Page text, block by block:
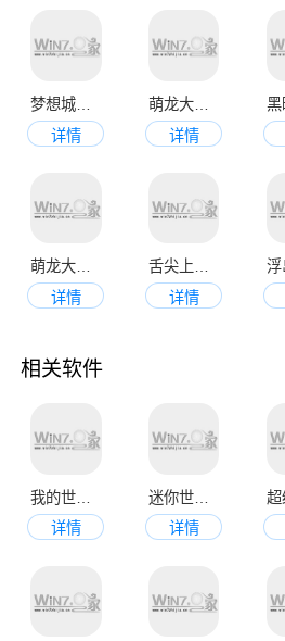
梦想城镇官方正版
详情
萌龙大乱斗手机版
详情
萌龙大乱斗九游版
详情
舌尖上的小镇
详情
相关软件
我的世界九游版
详情
迷你世界免费正版
详情